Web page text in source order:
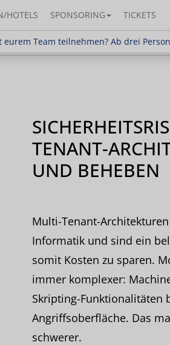
HOTELS SPONSORING TICKETS
Team teilnehmen? Ab drei
teilnehmen? Ab drei
TENANT-
UND BEHEBEN
Multi-Tenant-
Informatik und sind ein
somit Kosten zu sparen.
immer komplexer:
Skripting-Funktionalitäten
Angriffsoberfläche. Das
schwerer.